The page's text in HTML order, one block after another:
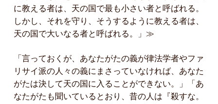
に教える者は、天の国で最も小さい者と呼ばれる。
しかし、それを守り、そうするように教える者は、
天の国で大いなる者と呼ばれる。」≫
「言っておくが、あなたがたの義が律法学者やファ
リサイ派の人々の義にまさっていなければ、あなた
がたは決して天の国に入ることができない。」「あ
なたがたも聞いているとおり、昔の人は『殺すな。